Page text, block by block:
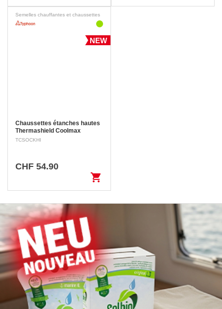
Semelles chauffantes et chaussettes
NEW
Chaussettes étanches hautes
Thermashield Coolmax
Optimisez votre confort avec les
technologie triple épaisseur.…
TCSOCKHI
CHF 54.90
shopping_cart